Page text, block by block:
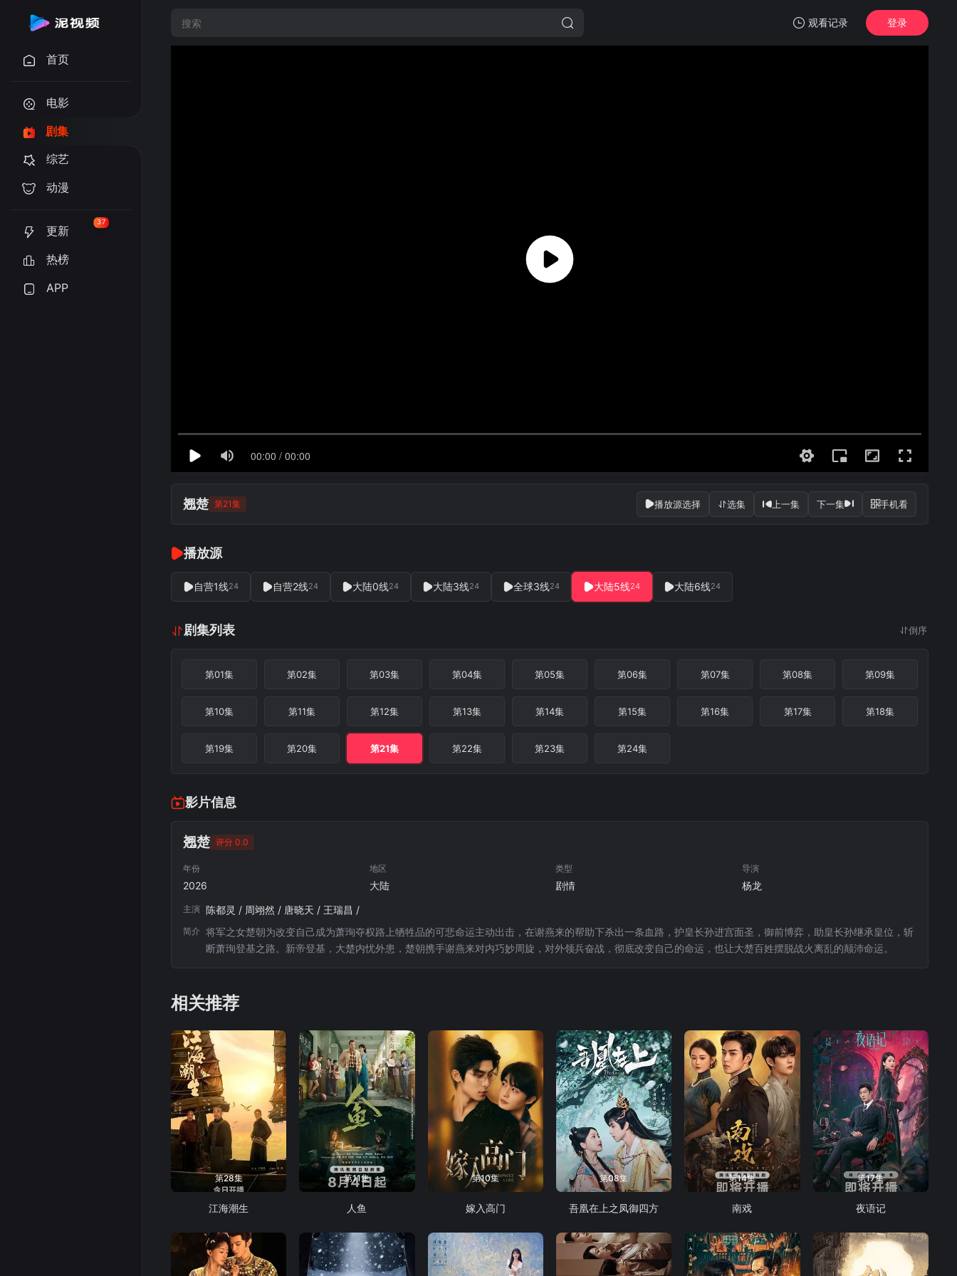
观看记录 登录
首页
电影
剧集
综艺
动漫
更新
37
热榜
APP
翘楚 第21集 播放源选择 选集 上一集 下一集 手机看
播放源
自营1线24 自营2线24 大陆0线24 大陆3线24 全球3线24 大陆5线24 大陆6线24
剧集列表 倒序
第01集 第02集 第03集 第04集 第05集 第06集 第07集 第08集 第09集
第10集 第11集 第12集 第13集 第14集 第15集 第16集 第17集 第18集
第19集 第20集 第21集 第22集 第23集 第24集
影片信息
翘楚 评分 0.0
年份
2026
地区
大陆
类型
剧情
导演
杨龙
主演 陈都灵 / 周翊然 / 唐晓天 / 王瑞昌 /
简介 将军之女楚朝为改变自己成为萧珣夺权路上牺牲品的可悲命运主动出击，在谢燕来的帮助下杀出一条血路，护皇长孙进宫面圣，御前博弈，助皇长孙继承皇位，斩
断萧珣登基之路。新帝登基，大楚内忧外患，楚朝携手谢燕来对内巧妙周旋，对外领兵奋战，彻底改变自己的命运，也让大楚百姓摆脱战火离乱的颠沛命运。
相关推荐
第28集
江海潮生
第11集
人鱼
第10集
嫁入高门
第08集
吾凰在上之凤御四方
第14集
南戏
第17集
夜语记